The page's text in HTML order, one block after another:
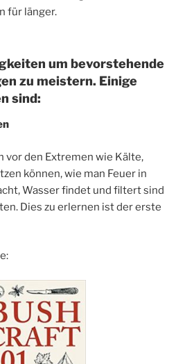
für länger.
um bevorstehende
zu meistern. Einige
sind:
vor den Extremen wie Kälte,
können, wie man Feuer in
Wasser findet und filtert sind
Dies zu erlernen ist der erste